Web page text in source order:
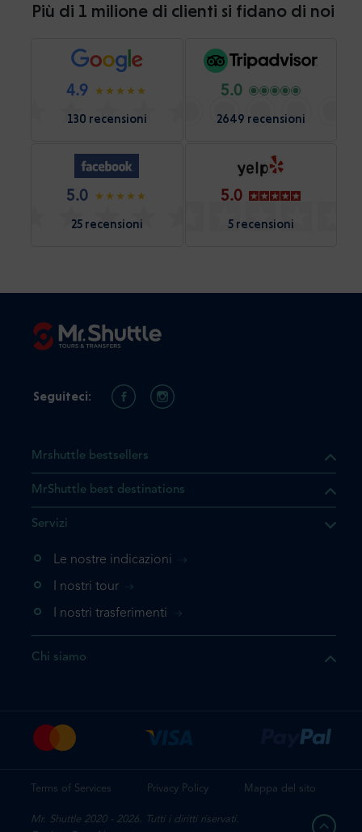
Più di 1 milione di clienti si fidano di noi
4.9
130 recensioni
5.0
2649 recensioni
5.0
25 recensioni
5.0
5 recensioni
il prodotto che state
nuovamente, la
Mrshuttle bestsellers
MrShuttle best destinations
Servizi
Le nostre indicazioni
I nostri tour
I nostri trasferimenti
Chi siamo
Seguiteci:
Terms of Services Privacy Policy Mappa del sito
Mr. Shuttle 2020 - 2026. Tutti i diritti riservati.